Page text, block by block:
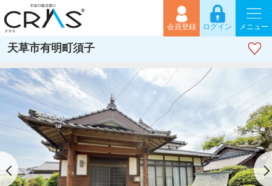
会員登録 ログイン メニュー
天草市有明町須子